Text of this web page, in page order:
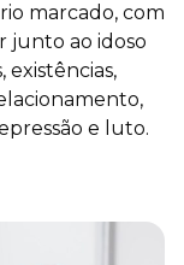
marcado, com
junto ao idoso
existências,
e luto.